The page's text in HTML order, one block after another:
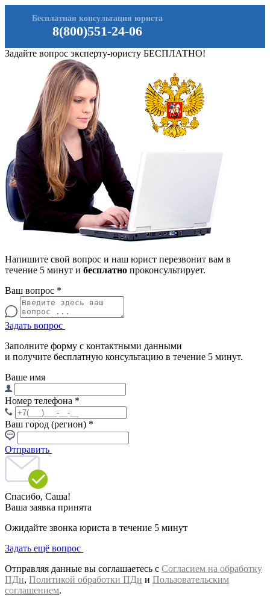
8(800)551-24-06
Бесплатная консультация юриста
Задайте вопрос эксперту-юристу БЕСПЛАТНО!
Напишите свой вопрос и наш юрист перезвонит вам в
течение 5 минут и бесплатно проконсультирует.
Ваш вопрос *
Задать вопрос
Заполните форму с контактными данными
и получите бесплатную консультацию в течение 5 минут.
Ваше имя
Номер телефона *
Ваш город (регион) *
Отправить
Спасибо, Саша!
Ваша заявка принята
Ожидайте звонка юриста в течение 5 минут
Задать ещё вопрос
Отправляя данные вы соглашаетесь с Согласием на обработку
ПДн, Политикой обработки ПДн и Пользовательским
соглашением.